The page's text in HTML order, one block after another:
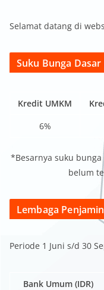
Selamat datang di
Suku Bunga
Kredit UMKM
6%
*Besarnya suku
belum
Lembaga
Periode 1 Juni s/d 30
Bank Umum (IDR)